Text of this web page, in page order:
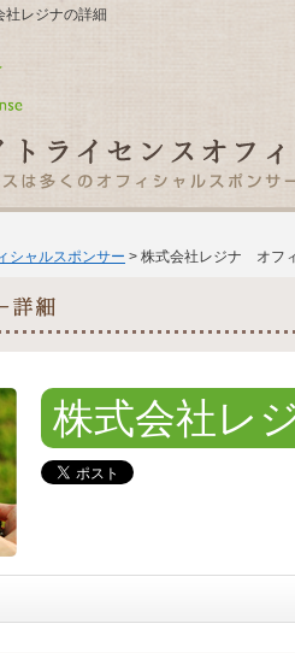
レジナの詳細
シャルスポンサー > 株式会社レジナ オフ
株式会社レ